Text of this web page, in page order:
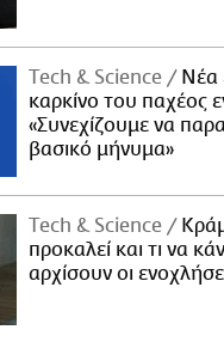
Τech & Science
Νέα
καρκίνο του παχέος
«Συνεχίζουμε να
βασικό μήνυμα»
Τech & Science
προκαλεί και τι να
αρχίσουν οι